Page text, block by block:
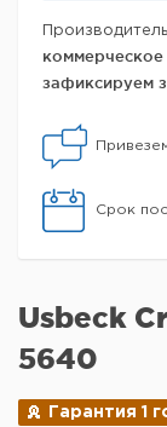
зафиксируем
Срок
Usbeck
5640
Гарантия 1